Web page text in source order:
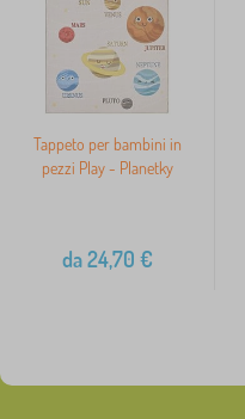
Tappeto per bambini in
pezzi Play - Planetky
da24,70 €